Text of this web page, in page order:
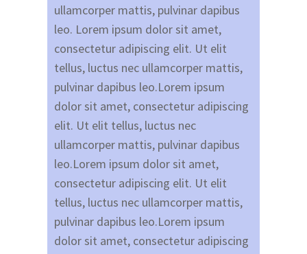
ullamcorper mattis, pulvinar dapibus
leo. Lorem ipsum dolor sit amet,
consectetur adipiscing elit. Ut elit
tellus, luctus nec ullamcorper mattis,
pulvinar dapibus leo.Lorem ipsum
dolor sit amet, consectetur adipiscing
elit. Ut elit tellus, luctus nec
ullamcorper mattis, pulvinar dapibus
leo.Lorem ipsum dolor sit amet,
consectetur adipiscing elit. Ut elit
tellus, luctus nec ullamcorper mattis,
pulvinar dapibus leo.Lorem ipsum
dolor sit amet, consectetur adipiscing